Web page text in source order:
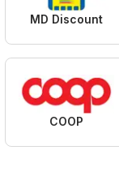
MD Discount
COOP